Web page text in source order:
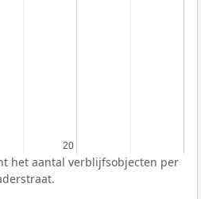
20
20
het aantal verblijfsobjecten per